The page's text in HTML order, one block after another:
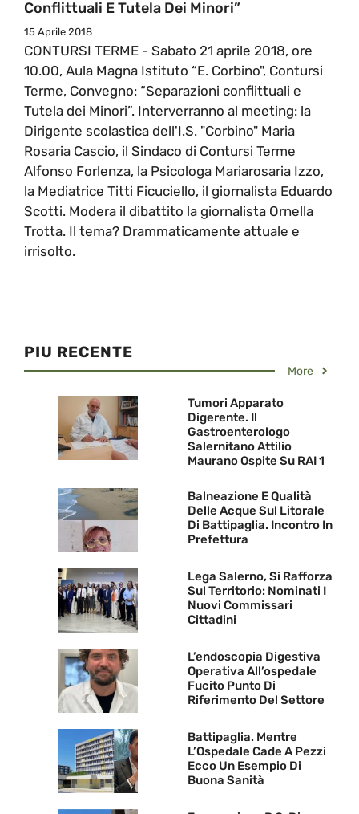
Conflittuali E Tutela Dei Minori”
15 Aprile 2018
CONTURSI TERME - Sabato 21 aprile 2018, ore
10.00, Aula Magna Istituto “E. Corbino", Contursi
Terme, Convegno: “Separazioni conflittuali e
Tutela dei Minori”. Interverranno al meeting: la
Dirigente scolastica dell'I.S. "Corbino" Maria
Rosaria Cascio, il Sindaco di Contursi Terme
Alfonso Forlenza, la Psicologa Mariarosaria Izzo,
la Mediatrice Titti Ficuciello, il giornalista Eduardo
Scotti. Modera il dibattito la giornalista Ornella
Trotta. Il tema? Drammaticamente attuale e
irrisolto.
PIU RECENTE
More
Tumori Apparato
Digerente. Il
Gastroenterologo
Salernitano Attilio
Maurano Ospite Su RAI 1
Balneazione E Qualità
Delle Acque Sul Litorale
Di Battipaglia. Incontro In
Prefettura
Lega Salerno, Si Rafforza
Sul Territorio: Nominati I
Nuovi Commissari
Cittadini
L’endoscopia Digestiva
Operativa All’ospedale
Fucito Punto Di
Riferimento Del Settore
Battipaglia. Mentre
L’Ospedale Cade A Pezzi
Ecco Un Esempio Di
Buona Sanità